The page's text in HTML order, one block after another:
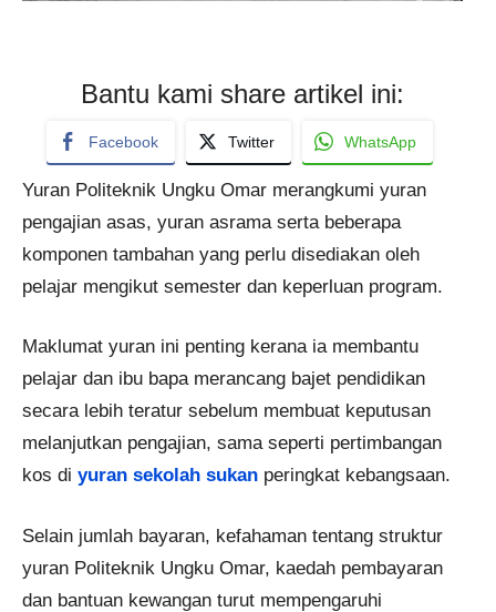
Bantu kami share artikel ini:
Facebook Twitter WhatsApp
Yuran Politeknik Ungku Omar merangkumi yuran
pengajian asas, yuran asrama serta beberapa
komponen tambahan yang perlu disediakan oleh
pelajar mengikut semester dan keperluan program.
Maklumat yuran ini penting kerana ia membantu
pelajar dan ibu bapa merancang bajet pendidikan
secara lebih teratur sebelum membuat keputusan
melanjutkan pengajian, sama seperti pertimbangan
kos di yuran sekolah sukan peringkat kebangsaan.
Selain jumlah bayaran, kefahaman tentang struktur
yuran Politeknik Ungku Omar, kaedah pembayaran
dan bantuan kewangan turut mempengaruhi